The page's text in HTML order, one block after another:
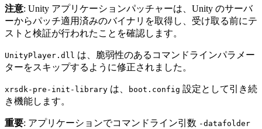
注意: Unity アプリケーションパッチャーは、Unity のサーバ
ーからパッチ適用済みのバイナリを取得し、受け取る前にテ
ストと検証が行われたことを確認します。
UnityPlayer.dll は、脆弱性のあるコマンドラインパラメー
ターをスキップするように修正されました。
xrsdk-pre-init-library は、 boot.config 設定として引き続
き機能します。
重要: アプリケーションでコマンドライン引数 -datafolder